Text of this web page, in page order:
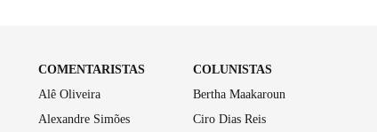
COMENTARISTAS
Alê Oliveira
Alexandre Simões
COLUNISTAS
Bertha Maakaroun
Ciro Dias Reis